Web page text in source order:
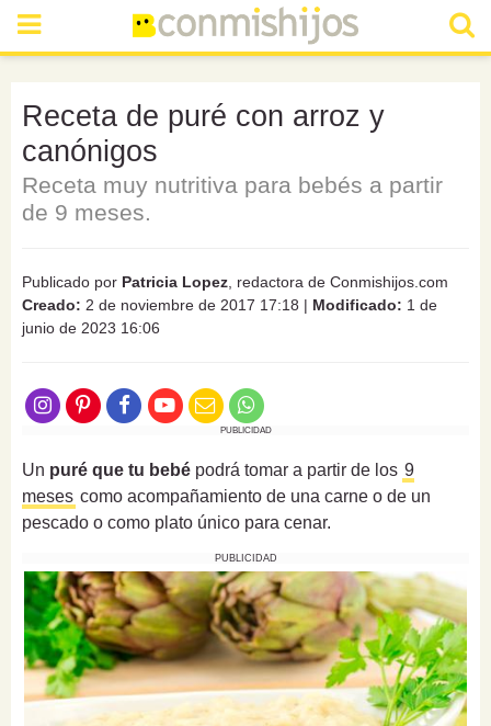
Receta de puré con arroz y
canónigos
Receta muy nutritiva para bebés a partir
de 9 meses.
Publicado por Patricia Lopez , redactora de Conmishijos.com
Creado: 2 de noviembre de 2017 17:18 | Modificado: 1 de
junio de 2023 16:06
PUBLICIDAD
Un puré que tu bebé podrá tomar a partir de los 9
meses como acompañamiento de una carne o de un
pescado o como plato único para cenar.
PUBLICIDAD